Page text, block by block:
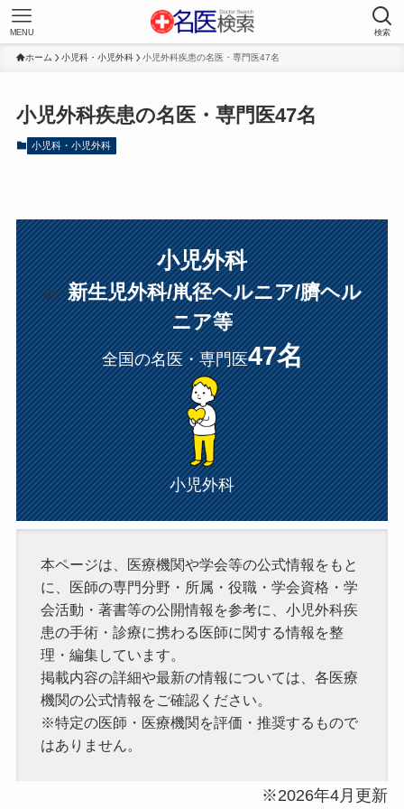
検索
MENU
ホーム 小児科・小児外科 小児外科疾患の名医・専門医47名
小児外科疾患の名医・専門医47名
小児科・小児外科
小児外科
sい新生児外科/鼡径ヘルニア/臍ヘル
ニア等
全国の名医・専門医47名
小児外科
本ページは、医療機関や学会等の公式情報をもと
に、医師の専門分野・所属・役職・学会資格・学
会活動・著書等の公開情報を参考に、小児外科疾
患の手術・診療に携わる医師に関する情報を整
理・編集しています。
掲載内容の詳細や最新の情報については、各医療
機関の公式情報をご確認ください。
※特定の医師・医療機関を評価・推奨するもので
はありません。
※2026年4月更新